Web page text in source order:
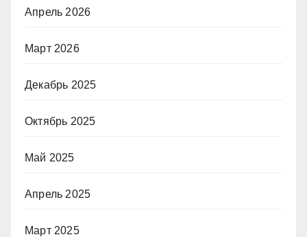
Апрель 2026
Март 2026
Декабрь 2025
Октябрь 2025
Май 2025
Апрель 2025
Март 2025